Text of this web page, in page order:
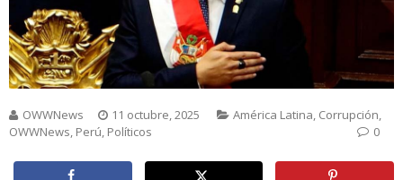
OWWNews 11 octubre, 2025 América Latina, Corrupción,
OWWNews, Perú, Políticos 0